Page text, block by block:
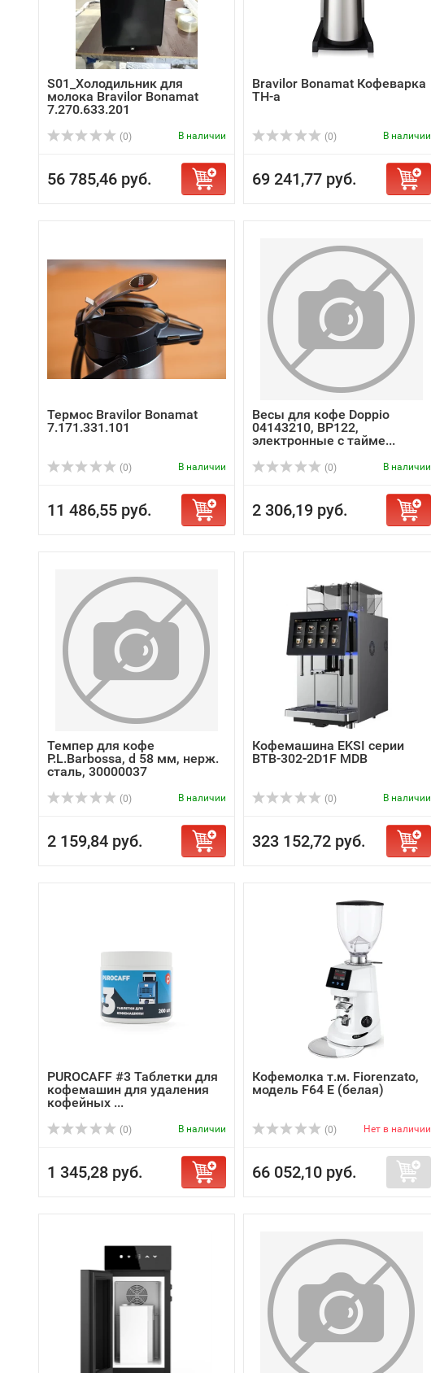
S01_Холодильник для
молока Bravilor Bonamat
7.270.633.201
(0) В наличии
56 785,46 руб.
Bravilor Bonamat Кофеварка
TH-a
(0) В наличии
69 241,77 руб.
Термос Bravilor Bonamat
7.171.331.101
(0) В наличии
11 486,55 руб.
Весы для кофе Doppio
04143210, BP122,
электронные с тайме...
(0) В наличии
2 306,19 руб.
Темпер для кофе
P.L.Barbossa, d 58 мм, нерж.
сталь, 30000037
(0) В наличии
2 159,84 руб.
Кофемашина EKSI серии
BTB-302-2D1F MDB
(0) В наличии
323 152,72 руб.
PUROCAFF #3 Таблетки для
кофемашин для удаления
кофейных ...
(0) В наличии
1 345,28 руб.
Кофемолка т.м. Fiorenzato,
модель F64 E (белая)
(0) Нет в наличии
66 052,10 руб.